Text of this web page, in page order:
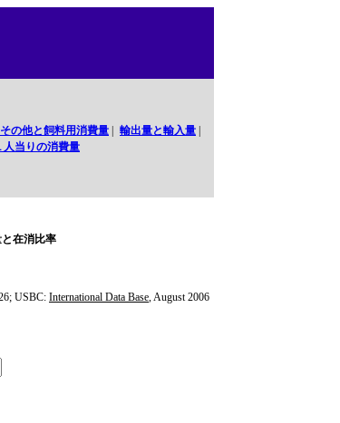
の他と飼料用消費量 輸出量と輸入量
人当りの消費量
在消比率
USBC: International Data Base, August 2006